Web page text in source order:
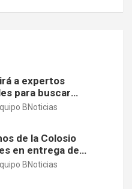
a expertos
para buscar
del sargazo
BNoticias
de la Colosio
en entrega de
BNoticias